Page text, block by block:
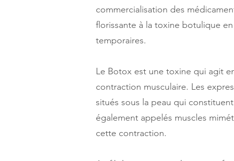
commercialisation des
florissante à la toxine botulique
temporaires.
Le Botox est une toxine qui agit
contraction musculaire. Les
situés sous la peau qui
également appelés muscles
cette contraction.